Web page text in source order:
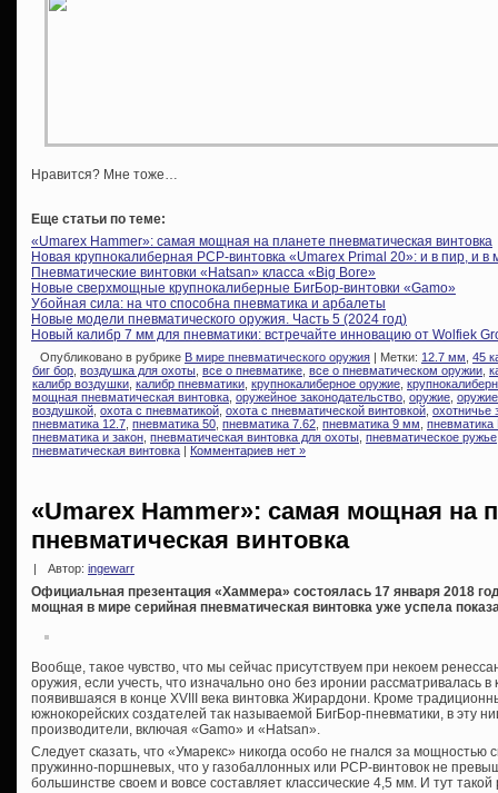
Нравится? Мне тоже…
Еще статьи по теме:
«Umarex Hammer»: самая мощная на планете пневматическая винтовка
Новая крупнокалиберная PCP-винтовка «Umarex Primal 20»: и в пир, и в
Пневматические винтовки «Hatsan» класса «Big Bore»
Новые сверхмощные крупнокалиберные БигБор-винтовки «Gamo»
Убойная сила: на что способна пневматика и арбалеты
Новые модели пневматического оружия. Часть 5 (2024 год)
Новый калибр 7 мм для пневматики: встречайте инновацию от Wolfiek
Опубликовано в рубрике В мире пневматического оружия | Метки: 12.7 мм 45
биг бор воздушка для охоты все о пневматике все о пневматическом оружии
калибр воздушки калибр пневматики крупнокалиберное оружие
мощная пневматическая винтовка оружейное законодательство оружие
воздушкой охота с пневматикой охота с пневматической винтовкой охотничье
пневматика 12.7 пневматика 50 пневматика 7.62 пневматика 9 мм пневматика
пневматика и закон пневматическая винтовка для охоты пневматическое ружье
пневматическая винтовка | Комментариев нет »
«Umarex Hammer»: самая мощная на
пневматическая винтовка
Автор: ingewarr
Официальная презентация «Хаммера» состоялась 17 января 2018
мощная в мире серийная пневматическая винтовка уже успела
Вообще, такое чувство, что мы сейчас присутствуем при некоем
оружия, если учесть, что изначально оно без иронии рассматривалась
появившаяся в конце XVIII века винтовка Жирардони. Кроме
южнокорейских создателей так называемой БигБор-пневматики, в эту
производители, включая «Gamo» и «Hatsan».
Следует сказать, что «Умарекс» никогда особо не гнался за
пружинно-поршневых, что у газобаллонных или PCP-винтовок не
большинстве своем и вовсе составляет классические 4,5 мм. И тут